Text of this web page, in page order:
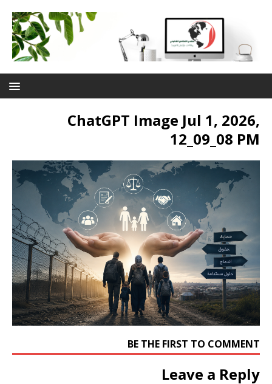
ChatGPT Image Jul 1, 2026,
12_09_08 PM
BE THE FIRST TO COMMENT
Leave a Reply